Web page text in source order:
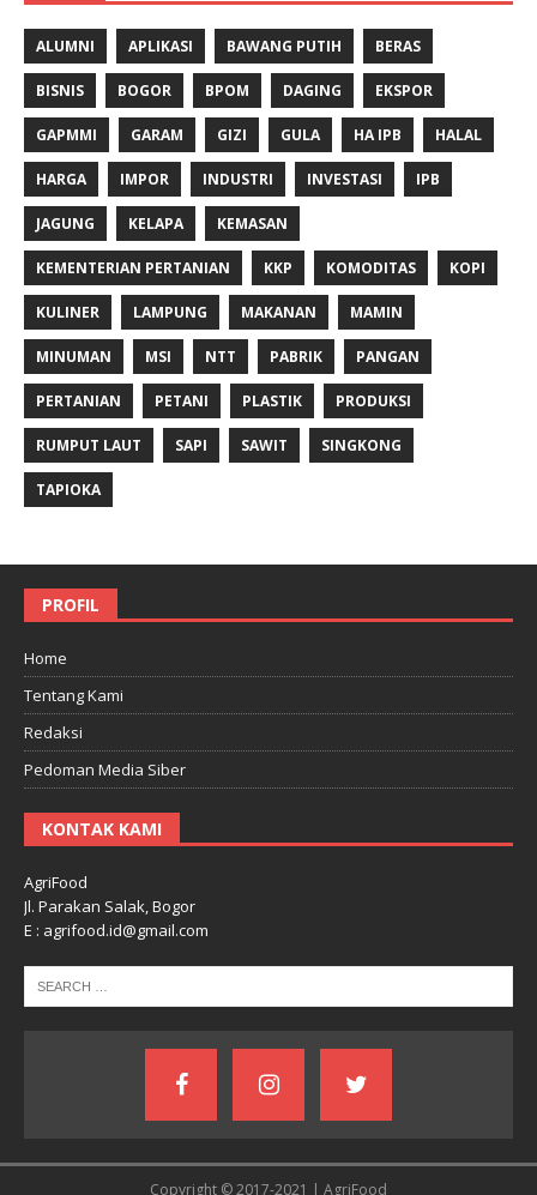
ALUMNI APLIKASI BAWANG PUTIH BERAS
BISNIS BOGOR BPOM DAGING EKSPOR
GAPMMI GARAM GIZI GULA HA IPB HALAL
HARGA IMPOR INDUSTRI INVESTASI IPB
JAGUNG KELAPA KEMASAN
KEMENTERIAN PERTANIAN KKP KOMODITAS KOPI
KULINER LAMPUNG MAKANAN MAMIN
MINUMAN MSI NTT PABRIK PANGAN
PERTANIAN PETANI PLASTIK PRODUKSI
RUMPUT LAUT SAPI SAWIT SINGKONG
TAPIOKA
PROFIL
Home
Tentang Kami
Redaksi
Pedoman Media Siber
KONTAK KAMI
AgriFood
Jl. Parakan Salak, Bogor
E : agrifood.id@gmail.com
Copyright © 2017-2021 | AgriFood